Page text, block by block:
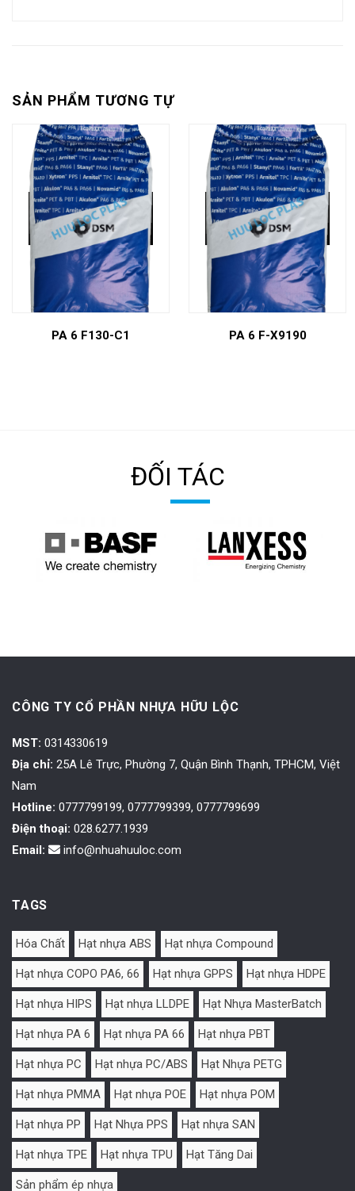
SẢN PHẨM TƯƠNG TỰ
PA 6 F130-C1 PA 6 F-X9190
ĐỐI TÁC
CÔNG TY CỔ PHẦN NHỰA HỮU LỘC
MST: 0314330619
Địa chỉ: 25A Lê Trực, Phường 7, Quận Bình Thạnh, TPHCM, Việt
Nam
Hotline: 0777799199, 0777799399, 0777799699
Điện thoại: 028.6277.1939
Email:
info@nhuahuuloc.com
TAGS
Hóa Chất Hạt nhựa ABS Hạt nhựa Compound
Hạt nhựa COPO PA6, 66 Hạt nhựa GPPS Hạt nhựa HDPE
Hạt nhựa HIPS Hạt nhựa LLDPE Hạt Nhựa MasterBatch
Hạt nhựa PA 6 Hạt nhựa PA 66 Hạt nhựa PBT
Hạt nhựa PC Hạt nhựa PC/ABS Hạt Nhựa PETG
Hạt nhựa PMMA Hạt nhựa POE Hạt nhựa POM
Hạt nhựa PP Hạt Nhựa PPS Hạt nhựa SAN
Hạt nhựa TPE Hạt nhựa TPU Hạt Tăng Dai
Sản phẩm ép nhựa